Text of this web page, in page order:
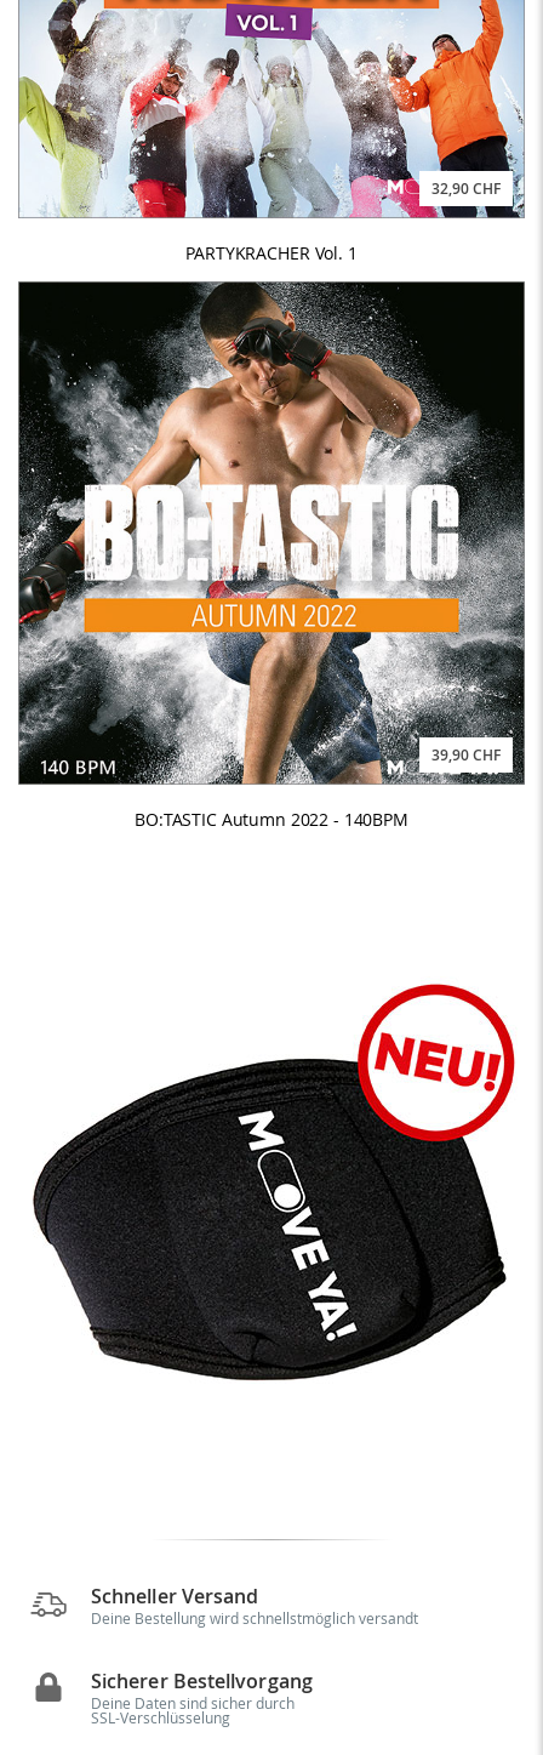
32,90 CHF
PARTYKRACHER Vol. 1
39,90 CHF
BO:TASTIC Autumn 2022 - 140BPM
Schneller Versand
Deine Bestellung wird schnellstmöglich versandt
Sicherer Bestellvorgang
Deine Daten sind sicher durch
SSL-Verschlüsselung